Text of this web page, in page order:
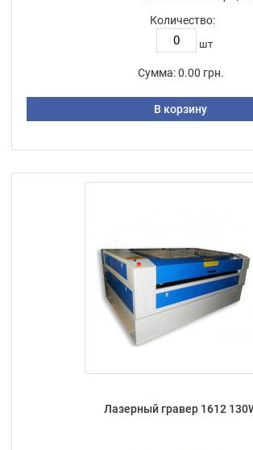
Количество:
шт
Сумма: 0.00 грн.
В корзину
Лазерный гравер 1612